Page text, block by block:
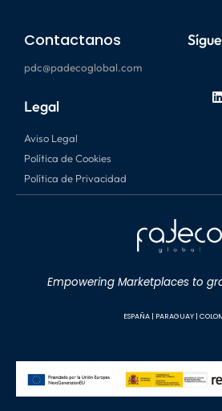
Contactanos
pdc@padecoglobal.com
Legal
Aviso Legal
Política de Cookies
Política de Privacidad
Empowering Marketplaces to
ESPAÑA | PARAGUAY | C